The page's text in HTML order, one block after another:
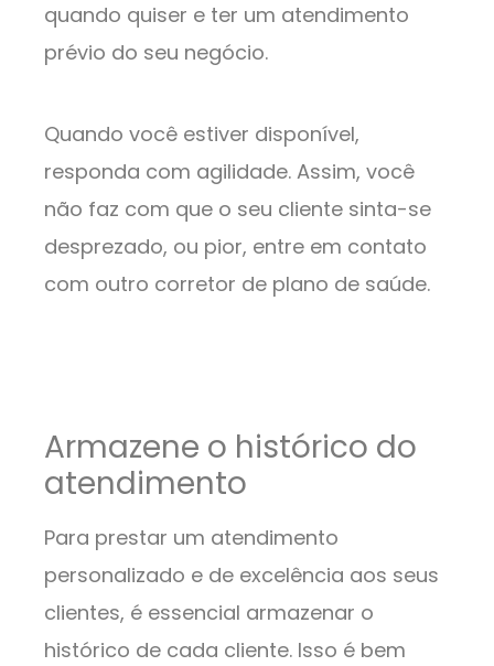
quando quiser e ter um atendimento
prévio do seu negócio.
Quando você estiver disponível,
responda com agilidade. Assim, você
não faz com que o seu cliente sinta-se
desprezado, ou pior, entre em contato
com outro corretor de plano de saúde.
Armazene o histórico do
atendimento
Para prestar um atendimento
personalizado e de excelência aos seus
clientes, é essencial armazenar o
histórico de cada cliente. Isso é bem